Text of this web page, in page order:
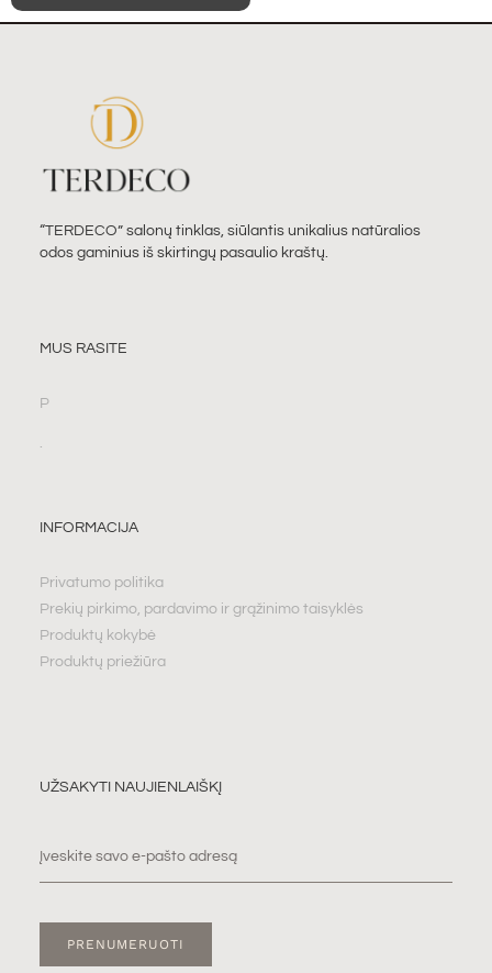
“TERDECO” salonų tinklas, siūlantis unikalius natūralios
odos gaminius iš skirtingų pasaulio kraštų.
MUS RASITE
P
.
INFORMACIJA
Privatumo politika
Prekių pirkimo, pardavimo ir grąžinimo taisyklės
Produktų kokybė
Produktų priežiūra
UŽSAKYTI NAUJIENLAIŠKĮ
PRENUMERUOTI